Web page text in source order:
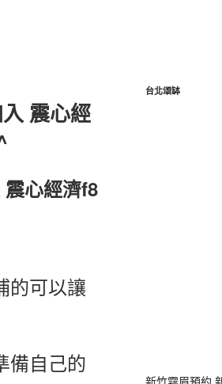
震心經
心經濟f8
的可以讓
備自己的
台北頌缽
新竹霧眉預約